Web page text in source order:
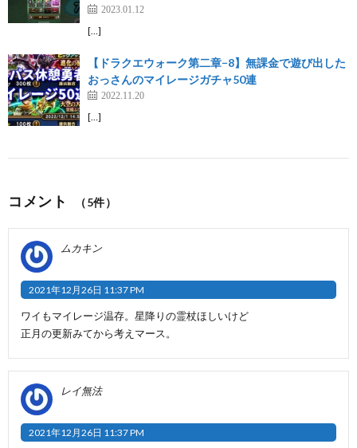
2023.01.12
[…]
【ドラクエウォーク第二章−8】無課金で遊び出した
おっさんのマイレージガチャ50連
2022.11.20
[…]
コメント （5件）
ムカキン
2021年12月26日 11:37 PM
ワイもマイレージ温存。星降りの霊杖ほしいけど
正月の更新みてから考えマース。
レイ無法
2021年12月26日 11:37 PM